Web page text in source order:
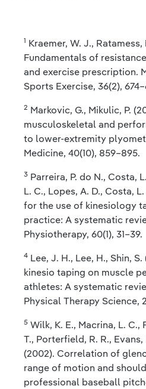
1 Kraemer, W. J., Ratamess,
Fundamentals of
and exercise prescription.
Sports Exercise, 36(2),
2 Markovic, G., Mikulic, P.
musculoskeletal and
to lower-extremity
Medicine, 40(10), 859–895.
3 Parreira, P. do N., Costa,
L. C., Lopes, A. D., Costa,
for the use of kinesiology
practice: A systematic
Physiotherapy, 60(1), 31–39.
4 Lee, J. H., Lee, H., Shin,
kinesio taping on muscle
athletes: A systematic
Physical Therapy Science,
5 Wilk, K. E., Macrina, L. C.,
T., Porterfield, R. R., Evans,
(2002). Correlation of
range of motion and
professional baseball